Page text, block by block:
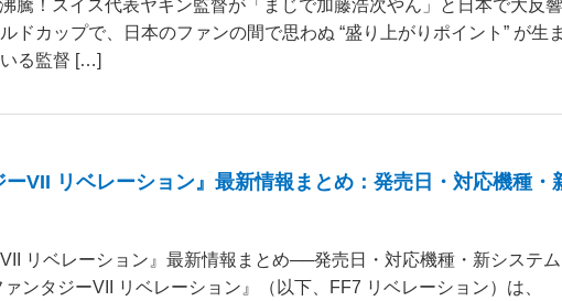
騰！スイス代表ヤキン監督が「まじで加藤浩次やん」と日本で大反
ドカップで、日本のファンの間で思わぬ “盛り上がりポイント” が生
る監督 […]
ーVII リベレーション』最新情報まとめ：発売日・対応機種・
リベレーション』最新情報まとめ──発売日・対応機種・新システ
ンタジーVII リベレーション』（以下、FF7 リベレーション）は、